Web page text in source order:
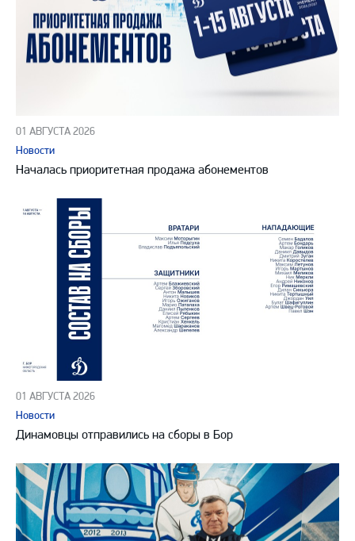
01 АВГУСТА 2026
Новости
Началась приоритетная продажа абонементов
01 АВГУСТА 2026
Новости
Динамовцы отправились на сборы в Бор